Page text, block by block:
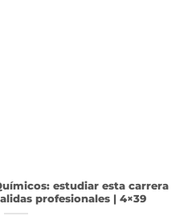
estudiar esta carrera
profesionales | 4×39